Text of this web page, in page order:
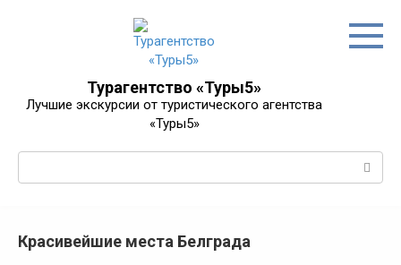
Турагентство «Туры5»
Лучшие экскурсии от туристического агентства
«Туры5»
Красивейшие места Белграда